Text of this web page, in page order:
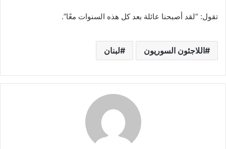
تقول: “لقد أصبحنا عائلة بعد كل هذه السنوات معًا”.
اللاجئون السوريون لبنان